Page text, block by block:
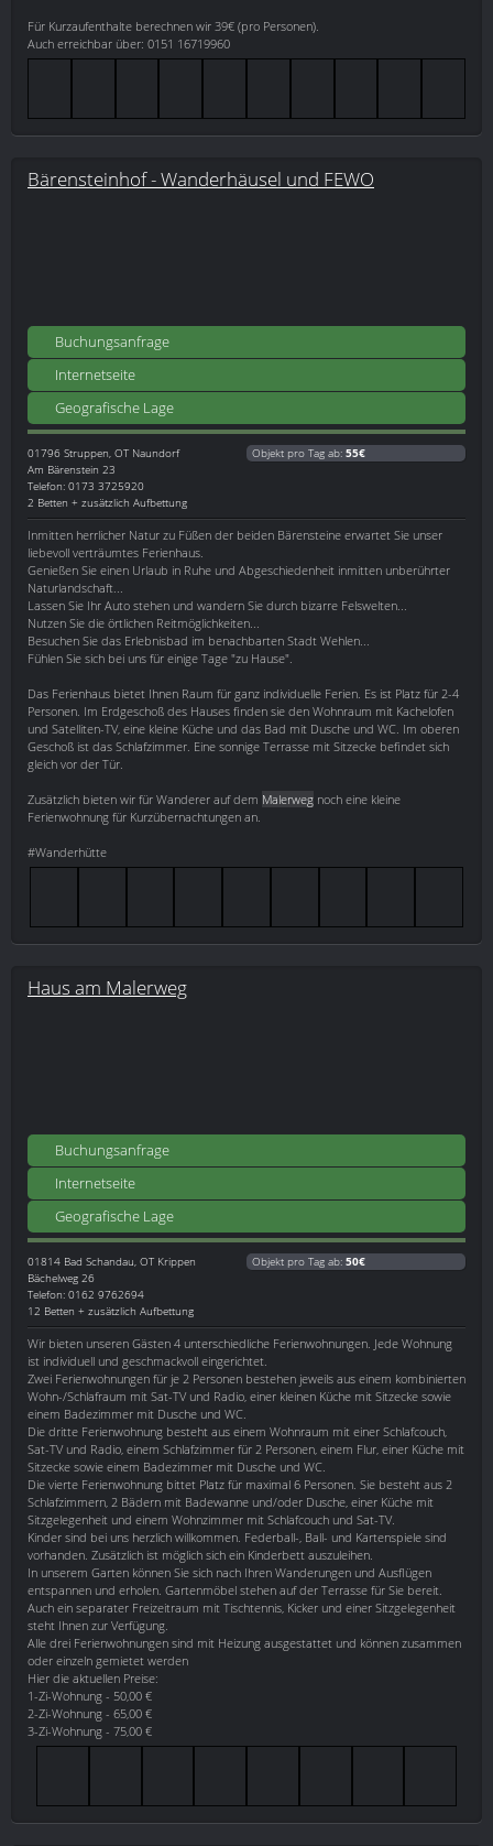
Für Kurzaufenthalte berechnen wir 39€ (pro Personen).
Auch erreichbar über: 0151 16719960
Bärensteinhof - Wanderhäusel und FEWO
Buchungsanfrage
Internetseite
Geografische Lage
01796 Struppen, OT Naundorf
Am Bärenstein 23
Telefon: 0173 3725920
2 Betten + zusätzlich Aufbettung
Objekt pro Tag ab: 55€
Inmitten herrlicher Natur zu Füßen der beiden Bärensteine erwartet Sie unser
liebevoll verträumtes Ferienhaus.
Genießen Sie einen Urlaub in Ruhe und Abgeschiedenheit inmitten unberührter
Naturlandschaft...
Lassen Sie Ihr Auto stehen und wandern Sie durch bizarre Felswelten...
Nutzen Sie die örtlichen Reitmöglichkeiten...
Besuchen Sie das Erlebnisbad im benachbarten Stadt Wehlen...
Fühlen Sie sich bei uns für einige Tage "zu Hause".
Das Ferienhaus bietet Ihnen Raum für ganz individuelle Ferien. Es ist Platz für 2-4
Personen. Im Erdgeschoß des Hauses finden sie den Wohnraum mit Kachelofen
und Satelliten-TV, eine kleine Küche und das Bad mit Dusche und WC. Im oberen
Geschoß ist das Schlafzimmer. Eine sonnige Terrasse mit Sitzecke befindet sich
gleich vor der Tür.
Zusätzlich bieten wir für Wanderer auf dem Malerweg noch eine kleine
Ferienwohnung für Kurzübernachtungen an.
#Wanderhütte
Haus am Malerweg
Buchungsanfrage
Internetseite
Geografische Lage
01814 Bad Schandau, OT Krippen
Bächelweg 26
Telefon: 0162 9762694
12 Betten + zusätzlich Aufbettung
Objekt pro Tag ab: 50€
Wir bieten unseren Gästen 4 unterschiedliche Ferienwohnungen. Jede Wohnung
ist individuell und geschmackvoll eingerichtet.
Zwei Ferienwohnungen für je 2 Personen bestehen jeweils aus einem kombinierten
Wohn-/Schlafraum mit Sat-TV und Radio, einer kleinen Küche mit Sitzecke sowie
einem Badezimmer mit Dusche und WC.
Die dritte Ferienwohnung besteht aus einem Wohnraum mit einer Schlafcouch,
Sat-TV und Radio, einem Schlafzimmer für 2 Personen, einem Flur, einer Küche mit
Sitzecke sowie einem Badezimmer mit Dusche und WC.
Die vierte Ferienwohnung bittet Platz für maximal 6 Personen. Sie besteht aus 2
Schlafzimmern, 2 Bädern mit Badewanne und/oder Dusche, einer Küche mit
Sitzgelegenheit und einem Wohnzimmer mit Schlafcouch und Sat-TV.
Kinder sind bei uns herzlich willkommen. Federball-, Ball- und Kartenspiele sind
vorhanden. Zusätzlich ist möglich sich ein Kinderbett auszuleihen.
In unserem Garten können Sie sich nach Ihren Wanderungen und Ausflügen
entspannen und erholen. Gartenmöbel stehen auf der Terrasse für Sie bereit.
Auch ein separater Freizeitraum mit Tischtennis, Kicker und einer Sitzgelegenheit
steht Ihnen zur Verfügung.
Alle drei Ferienwohnungen sind mit Heizung ausgestattet und können zusammen
oder einzeln gemietet werden
Hier die aktuellen Preise:
1-Zi-Wohnung - 50,00 €
2-Zi-Wohnung - 65,00 €
3-Zi-Wohnung - 75,00 €